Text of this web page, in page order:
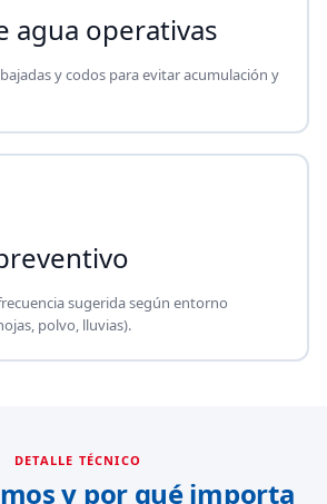
agua operativas
y codos para evitar acumulación y
sugerida según entorno
polvo, lluvias).
DETALLE TÉCNICO
y por qué importa